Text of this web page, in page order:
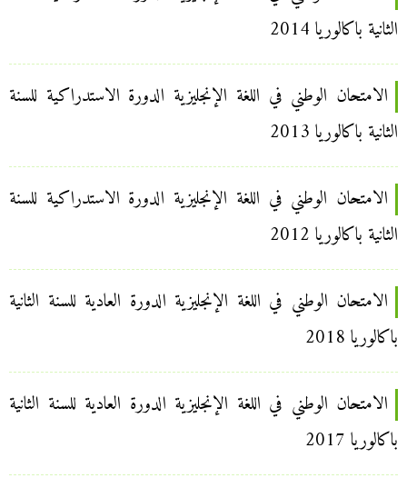
الثانية باكالوريا 2014
الامتحان الوطني في اللغة الإنجليزية الدورة الاستدراكية للسنة
الثانية باكالوريا 2013
الامتحان الوطني في اللغة الإنجليزية الدورة الاستدراكية للسنة
الثانية باكالوريا 2012
الامتحان الوطني في اللغة الإنجليزية الدورة العادية للسنة الثانية
باكالوريا 2018
الامتحان الوطني في اللغة الإنجليزية الدورة العادية للسنة الثانية
باكالوريا 2017